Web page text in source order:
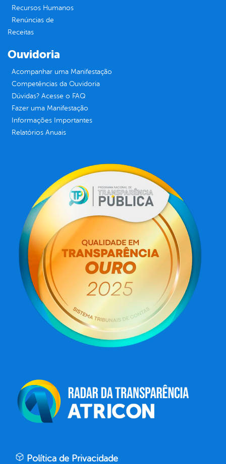
Recursos Humanos
Renúncias de
Receitas
Ouvidoria
Acompanhar uma Manifestação
Competências da Ouvidoria
Dúvidas? Acesse o FAQ
Fazer uma Manifestação
Informações Importantes
Relatórios Anuais
Política de Privacidade